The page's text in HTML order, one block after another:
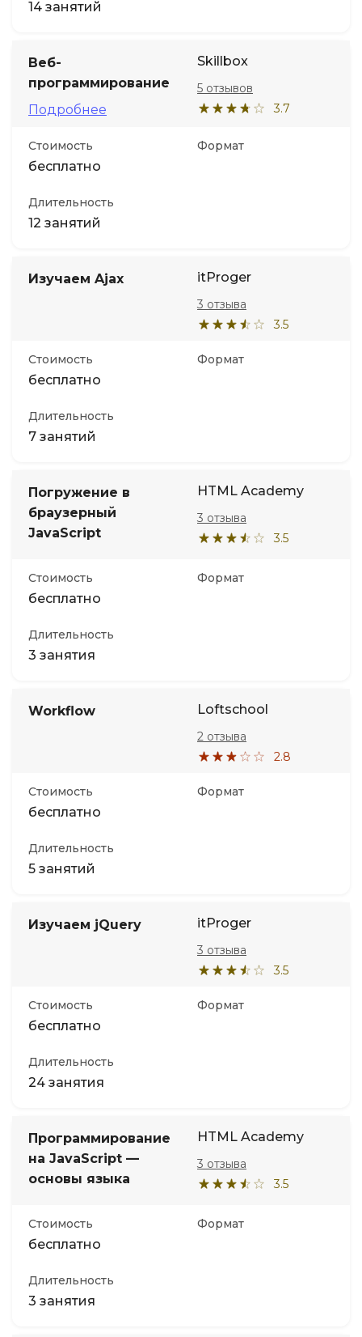
14 занятий
Веб-
программирование
Подробнее
Skillbox
3.7
5 отзывов
Стоимость
бесплатно
Формат
Длительность
12 занятий
Изучаем Ajax itProger
3.5
3 отзыва
Стоимость
бесплатно
Формат
Длительность
7 занятий
Погружение в
браузерный
JavaScript
HTML Academy
3.5
3 отзыва
Стоимость
бесплатно
Формат
Длительность
3 занятия
Workflow Loftschool
2.8
2 отзыва
Стоимость
бесплатно
Формат
Длительность
5 занятий
Изучаем jQuery itProger
3.5
3 отзыва
Стоимость
бесплатно
Формат
Длительность
24 занятия
Программирование
на JavaScript —
основы языка
HTML Academy
3.5
3 отзыва
Стоимость
бесплатно
Формат
Длительность
3 занятия